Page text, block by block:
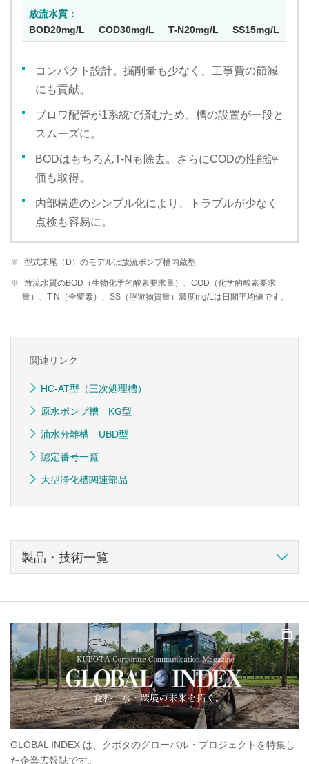
放流水質：
BOD20mg/L
COD30mg/L T-N20mg/L SS15mg/L
コンパクト設計。掘削量も少なく、工事費の節減
にも貢献。
ブロワ配管が1系統で済むため、槽の設置が一段と
スムーズに。
BODはもちろんT-Nも除去。さらにCODの性能評
価も取得。
内部構造のシンプル化により、トラブルが少なく
点検も容易に。
※ 型式末尾（D）のモデルは放流ポンプ槽内蔵型
※
放流水質のBOD（生物化学的酸素要求量）、COD（化学的酸素要求
量）、T-N（全窒素）、SS（浮遊物質量）濃度mg/Lは日間平均値です。
関連リンク
HC-AT型（三次処理槽）
原水ポンプ槽 KG型
油水分離槽 UBD型
認定番号一覧
大型浄化槽関連部品
製品・技術一覧
INDEX は、クボタのグローバル・プロジェクトを特集し
企業広報誌です。
クボ